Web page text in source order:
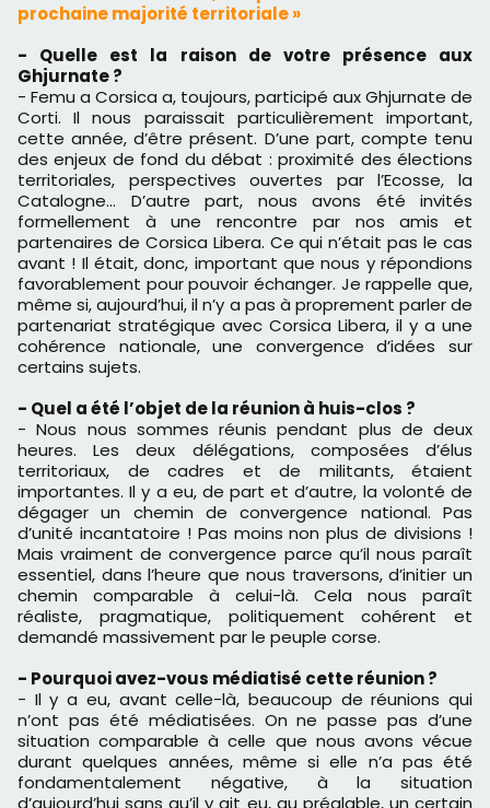
prochaine majorité territoriale »
- Quelle est la raison de votre présence aux
Ghjurnate ?
- Femu a Corsica a, toujours, participé aux Ghjurnate de
Corti. Il nous paraissait particulièrement important,
cette année, d’être présent. D’une part, compte tenu
des enjeux de fond du débat : proximité des élections
territoriales, perspectives ouvertes par l’Ecosse, la
Catalogne… D’autre part, nous avons été invités
formellement à une rencontre par nos amis et
partenaires de Corsica Libera. Ce qui n’était pas le cas
avant ! Il était, donc, important que nous y répondions
favorablement pour pouvoir échanger. Je rappelle que,
même si, aujourd’hui, il n’y a pas à proprement parler de
partenariat stratégique avec Corsica Libera, il y a une
cohérence nationale, une convergence d’idées sur
certains sujets.
- Quel a été l’objet de la réunion à huis-clos ?
- Nous nous sommes réunis pendant plus de deux
heures. Les deux délégations, composées d’élus
territoriaux, de cadres et de militants, étaient
importantes. Il y a eu, de part et d’autre, la volonté de
dégager un chemin de convergence national. Pas
d’unité incantatoire ! Pas moins non plus de divisions !
Mais vraiment de convergence parce qu’il nous paraît
essentiel, dans l’heure que nous traversons, d’initier un
chemin comparable à celui-là. Cela nous paraît
réaliste, pragmatique, politiquement cohérent et
demandé massivement par le peuple corse.
- Pourquoi avez-vous médiatisé cette réunion ?
- Il y a eu, avant celle-là, beaucoup de réunions qui
n’ont pas été médiatisées. On ne passe pas d’une
situation comparable à celle que nous avons vécue
durant quelques années, même si elle n’a pas été
fondamentalement négative, à la situation
d’aujourd’hui sans qu’il y ait eu, au préalable, un certain